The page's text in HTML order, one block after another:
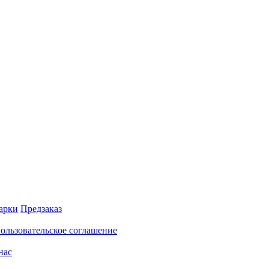
Предзаказ
соглашение